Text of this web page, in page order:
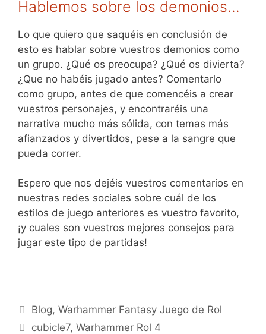
Hablemos sobre los demonios…
Lo que quiero que saquéis en conclusión de
esto es hablar sobre vuestros demonios como
un grupo. ¿Qué os preocupa? ¿Qué os divierta?
¿Que no habéis jugado antes? Comentarlo
como grupo, antes de que comencéis a crear
vuestros personajes, y encontraréis una
narrativa mucho más sólida, con temas más
afianzados y divertidos, pese a la sangre que
pueda correr.
Espero que nos dejéis vuestros comentarios en
nuestras redes sociales sobre cuál de los
estilos de juego anteriores es vuestro favorito,
¡y cuales son vuestros mejores consejos para
jugar este tipo de partidas!
Categorías
Blog,Warhammer Fantasy Juego de Rol
Etiquetas
cubicle7,Warhammer Rol 4